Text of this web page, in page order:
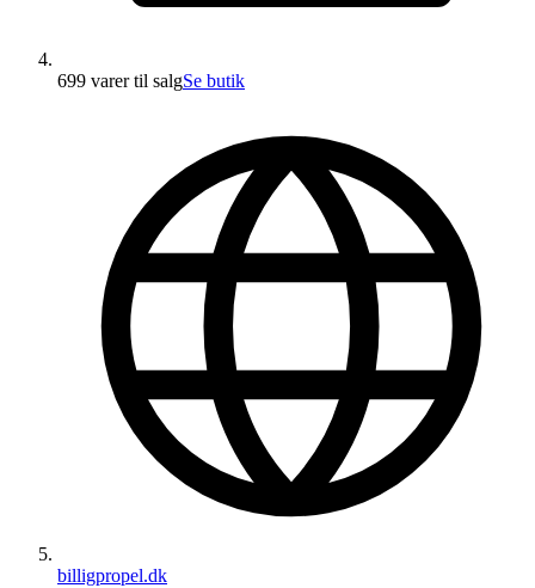
699 varertil salgSe butik
billigpropel.dk